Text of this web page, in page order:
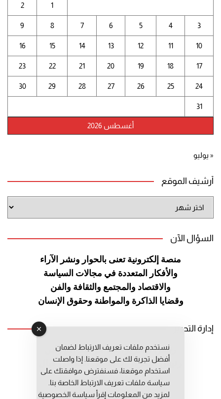
أغسطس 2026
1
2
3
4
5
6
7
8
9
10
11
12
13
14
15
16
17
18
19
20
21
22
23
24
25
26
27
28
29
30
31
« يوليو
أرشيف الموقع
الموقع
السؤال الآن
منصة إلكترونية تعنى بالحوار ونشر الآراء
والأفكار المتعددة في مجالات السياسة
والاقتصاد والمجتمع والثقافة والفن
وقضايا الذاكرة والمواطنة وحقوق الإنسان
إدارة التحرير
رئيس التحرير: عبد الرحيم التوراني
رئيس التحرير المساعد: المعطي قبال
مديرة التحرير: فاطمة حوحو
نستخدم ملفات تعريف الارتباط لضمان
أفضل تجربة لك على موقعنا. إذا واصلت
استخدام موقعنا، فسنفترض موافقتك على
سياسة ملفات تعريف الارتباط الخاصة بنا.
لمزيد من المعلومات إقرأ سياسة الخصوصية